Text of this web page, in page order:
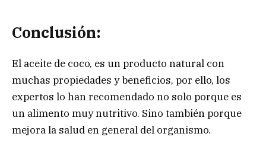
Conclusión:
El aceite de coco, es un producto natural con
muchas propiedades y beneficios, por ello, los
expertos lo han recomendado no solo porque es
un alimento muy nutritivo. Sino también porque
mejora la salud en general del organismo.